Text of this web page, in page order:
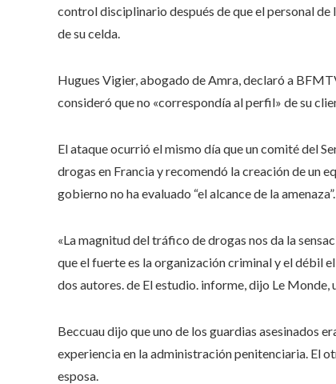
control disciplinario después de que el personal
de su celda.
Hugues Vigier, abogado de Amra, declaró a
consideró que no «correspondía al perfil» de su
El ataque ocurrió el mismo día que un comité del
drogas en Francia y recomendó la creación de un
gobierno no ha evaluado “el alcance de la amenaza”.
«La magnitud del tráfico de drogas nos da la
que el fuerte es la organización criminal y el débil
dos autores. de El estudio. informe, dijo Le Monde,
Beccuau dijo que uno de los guardias asesinados
experiencia en la administración penitenciaria. El
esposa.